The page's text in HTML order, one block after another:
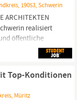
19053, Schwerin
ARCHITEKTEN
realisiert
öffentliche
Wir begleiten
und
Top-Konditionen
Müritz